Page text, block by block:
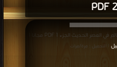
قراءة و تحميل كتاب كتاب تاريخ أوربا والعالم في العصر الحديث الجزء 1 PDF مجانا |
| التحميل : مرة/مرات